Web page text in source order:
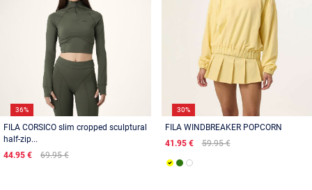
36%
FILA CORSICO slim cropped sculptural
half-zip...
44.95 €
69.95 €
30%
FILA WINDBREAKER POPCORN
41.95 €
59.95 €